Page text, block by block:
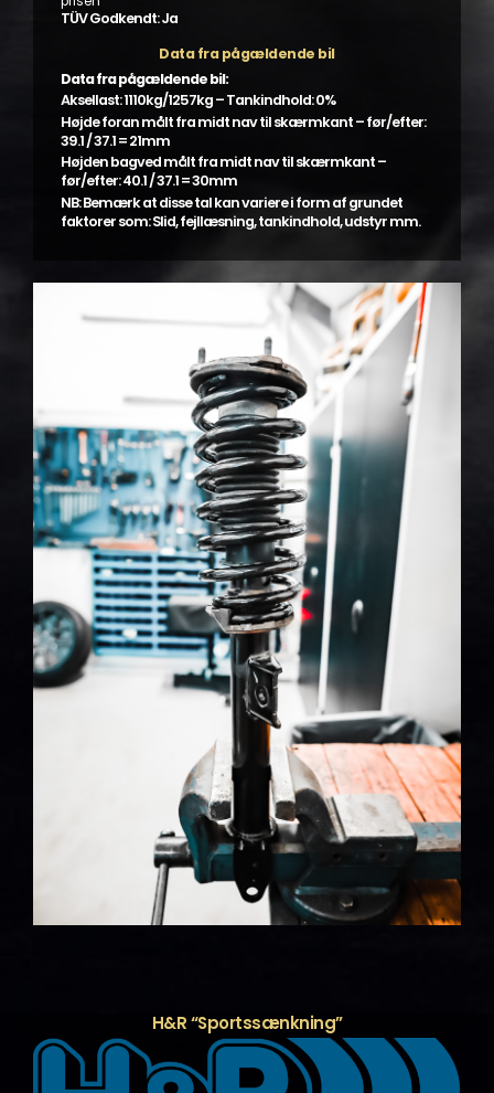
TÜV Godkendt: Ja
Data fra pågældende bil
Data fra pågældende bil:
Aksellast: 1110kg/1257kg – Tankindhold: 0%
Højde foran målt fra midt nav til skærmkant – før/efter:
39.1 / 37.1 = 21mm
Højden bagved målt fra midt nav til skærmkant –
før/efter: 40.1 / 37.1 = 30mm
NB: Bemærk at disse tal kan variere i form af grundet
faktorer som: Slid, fejllæsning, tankindhold, udstyr mm.
H&R “Sportssænkning”